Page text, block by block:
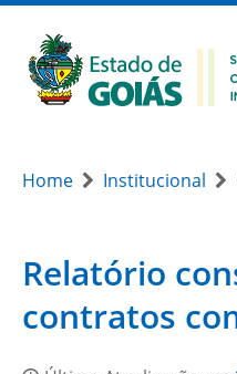
Home Institucional
Relatório
contratos